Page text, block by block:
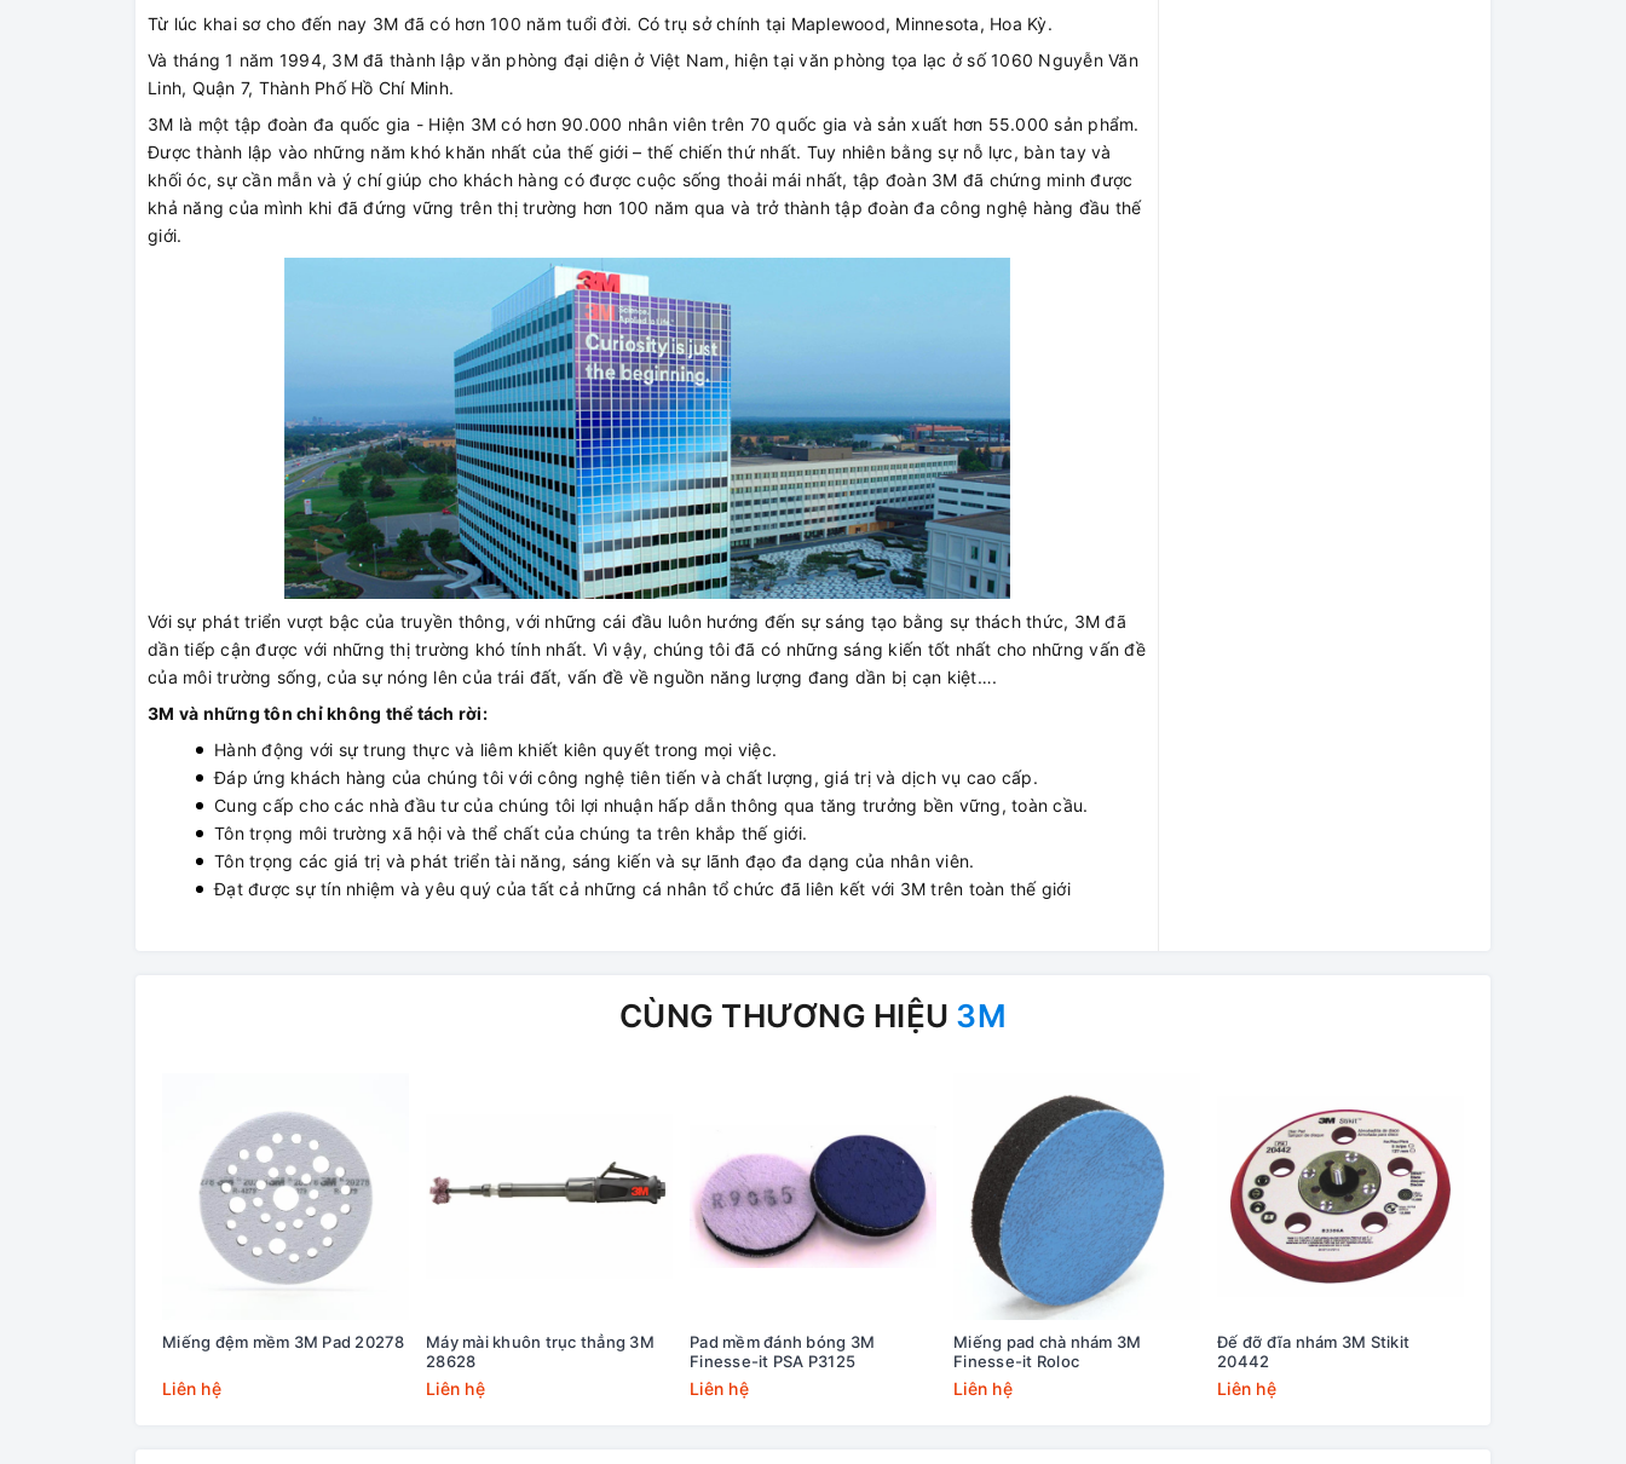
Từ lúc khai sơ cho đến nay 3M đã có hơn 100 năm tuổi đời. Có trụ sở chính tại Maplewood, Minnesota, Hoa Kỳ.
Và tháng 1 năm 1994, 3M đã thành lập văn phòng đại diện ở Việt Nam, hiện tại văn phòng tọa lạc ở số 1060 Nguyễn Văn
Linh, Quận 7, Thành Phố Hồ Chí Minh.
3M là một tập đoàn đa quốc gia - Hiện 3M có hơn 90.000 nhân viên trên 70 quốc gia và sản xuất hơn 55.000 sản phẩm.
Được thành lập vào những năm khó khăn nhất của thế giới – thế chiến thứ nhất. Tuy nhiên bằng sự nỗ lực, bàn tay và
khối óc, sự cần mẫn và ý chí giúp cho khách hàng có được cuộc sống thoải mái nhất, tập đoàn 3M đã chứng minh được
khả năng của mình khi đã đứng vững trên thị trường hơn 100 năm qua và trở thành tập đoàn đa công nghệ hàng đầu thế
giới.
Với sự phát triển vượt bậc của truyền thông, với những cái đầu luôn hướng đến sự sáng tạo bằng sự thách thức, 3M đã
dần tiếp cận được với những thị trường khó tính nhất. Vì vậy, chúng tôi đã có những sáng kiến tốt nhất cho những vấn đề
của môi trường sống, của sự nóng lên của trái đất, vấn đề về nguồn năng lượng đang dần bị cạn kiệt….
3M và những tôn chỉ không thể tách rời:
Hành động với sự trung thực và liêm khiết kiên quyết trong mọi việc.
Đáp ứng khách hàng của chúng tôi với công nghệ tiên tiến và chất lượng, giá trị và dịch vụ cao cấp.
Cung cấp cho các nhà đầu tư của chúng tôi lợi nhuận hấp dẫn thông qua tăng trưởng bền vững, toàn cầu.
Tôn trọng môi trường xã hội và thể chất của chúng ta trên khắp thế giới.
Tôn trọng các giá trị và phát triển tài năng, sáng kiến ​​và sự lãnh đạo đa dạng của nhân viên.
Đạt được sự tín nhiệm và yêu quý của tất cả những cá nhân tổ chức đã liên kết với 3M trên toàn thế giới
CÙNG THƯƠNG HIỆU 3M
Miếng đệm mềm 3M Pad 20278
Liên hệ
Máy mài khuôn trục thẳng 3M
28628
Liên hệ
Pad mềm đánh bóng 3M
Finesse-it PSA P3125
Liên hệ
Miếng pad chà nhám 3M
Finesse-it Roloc
Liên hệ
Đế đỡ đĩa nhám 3M Stikit
20442
Liên hệ